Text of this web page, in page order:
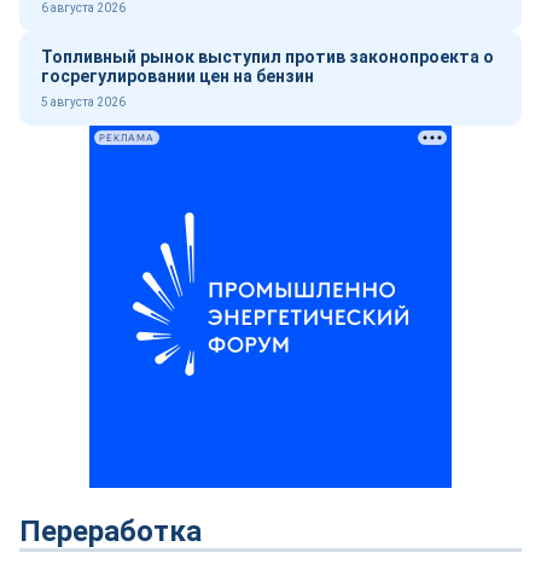
6 августа 2026
Топливный рынок выступил против законопроекта о
госрегулировании цен на бензин
5 августа 2026
РЕКЛАМА
Переработка